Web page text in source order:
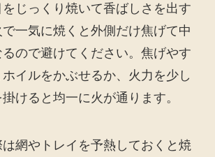
じっくり焼いて香ばしさを出す
一気に焼くと外側だけ焦げて中
ので避けてください。焦げやす
イルをかぶせるか、火力を少し
けると均一に火が通ります。
網やトレイを予熱しておくと焼